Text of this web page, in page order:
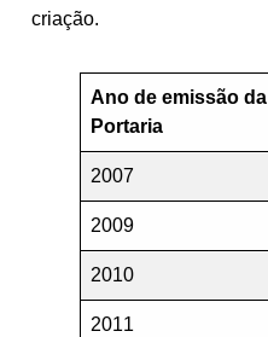
criação.
Ano de emissão da
Portaria
2007
2009
2010
2011